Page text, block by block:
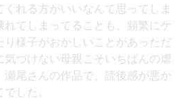
くれる方がいいなんて思ってしま
れてしまってることも、頻繁にケ
り様子がおかしいことがあっただ
気づけない母親こそいちばんの虐
瀬尾さんの作品で、読後感が悪か
した。